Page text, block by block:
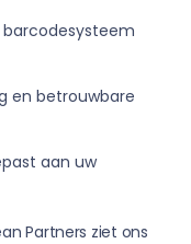
barcodesysteem
en betrouwbare
aan uw
Partners ziet ons